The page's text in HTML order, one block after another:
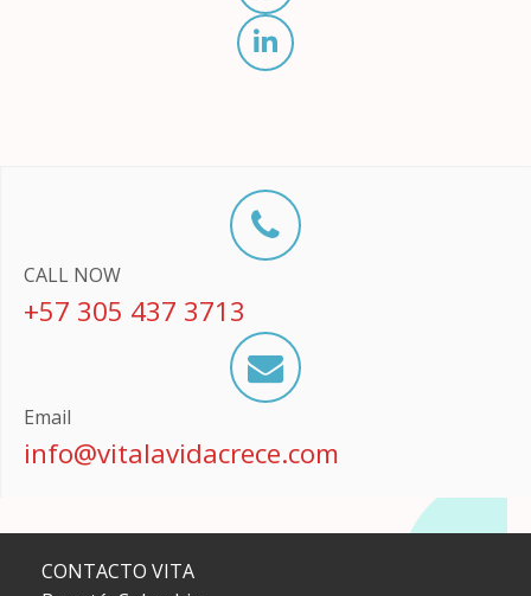
CALL NOW
+57 305 437 3713
Email
info@vitalavidacrece.com
CONTACTO VITA